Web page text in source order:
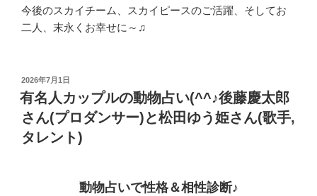
今後のスカイチーム、スカイピースのご活躍、そしてお
二人、末永くお幸せに～♫
投
稿
日:
2026年7月1日
有名人カップルの動物占い(^^♪後藤慶太郎
さん(プロダンサー)と松田ゆう姫さん(歌手,
タレント)
動物占いで性格＆相性診断♪